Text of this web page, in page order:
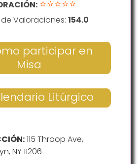
⭐⭐⭐⭐⭐
de Valoraciones: 154.0
participar en
Misa
Litúrgico
115 Throop Ave,
NY 11206